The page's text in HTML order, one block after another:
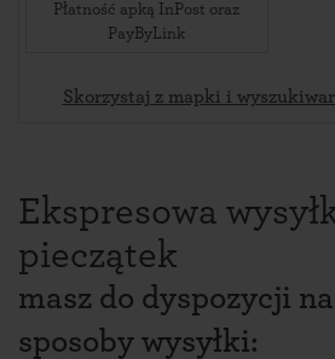
Płatność apką InPost oraz
PayByLink
Skorzystaj z mapki i
Ekspresowa
pieczątek
masz do dyspozycji
sposoby wysyłki: